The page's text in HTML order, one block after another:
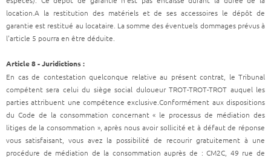
location.A la restitution des matériels et de ses accessoires le dépôt de
garantie est restitué au locataire. La somme des éventuels dommages prévus à
l'article 5 pourra en être déduite.
Article 8 - Juridictions :
En cas de contestation quelconque relative au présent contrat, le Tribunal
compétent sera celui du siège social duloueur TROT-TROT-TROT auquel les
parties attribuent une compétence exclusive.Conformément aux dispositions
du Code de la consommation concernant « le processus de médiation des
litiges de la consommation », après nous avoir sollicité et à défaut de réponse
vous satisfaisant, vous avez la possibilité de recourir gratuitement à une
procédure de médiation de la consommation auprès de : CM2C, 49 rue de